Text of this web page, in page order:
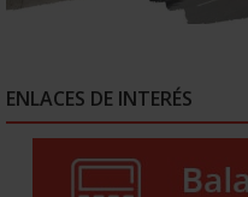
ENLACES DE INTERÉS